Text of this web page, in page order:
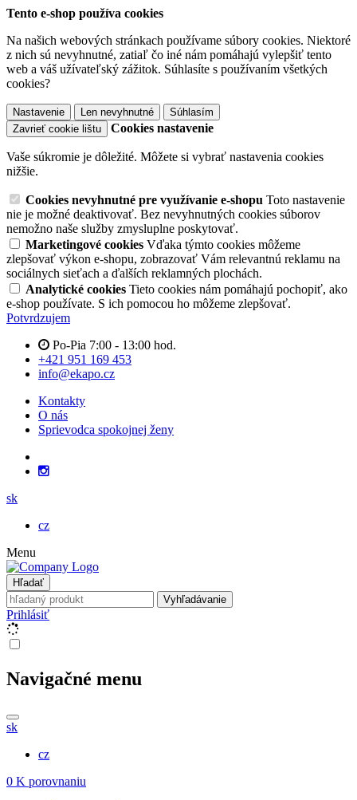
Tento e-shop používa cookies
Na našich webových stránkach používame súbory cookies. Niektoré
z nich sú nevyhnutné, zatiaľ čo iné nám pomáhajú vylepšiť tento
web a váš užívateľský zážitok. Súhlasíte s používaním všetkých
cookies?
Nastavenie Len nevyhnutné
Súhlasím
Zavrieť cookie lištu
Cookies nastavenie
Vaše súkromie je dôležité. Môžete si vybrať nastavenia cookies
nižšie.
Cookies nevyhnutné pre využívanie e-shopu Toto nastavenie
nie je možné deaktivovať. Bez nevyhnutných cookies súborov
nemožno naše služby zmysluplne poskytovať.
Marketingové cookies Vďaka týmto cookies môžeme
zlepšovať výkon e-shopu, zobrazovať Vám relevantnú reklamu na
sociálnych sieťach a ďalších reklamných plochách.
Analytické cookies Tieto cookies nám pomáhajú pochopiť, ako
e-shop používate. S ich pomocou ho môžeme zlepšovať.
Potvrdzujem
Po-Pia 7:00 - 13:00 hod.
+421 951 169 453
info@ekapo.cz
Kontakty
O nás
Sprievodca spokojnej ženy
sk
cz
Menu
Hľadať
Vyhľadávanie
Prihlásiť
Navigačné menu
sk
cz
0 K porovnaniu